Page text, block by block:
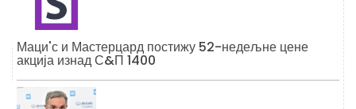
Маци'с и Мастерцард постижу 52-недељне цене
акција изнад С&П 1400